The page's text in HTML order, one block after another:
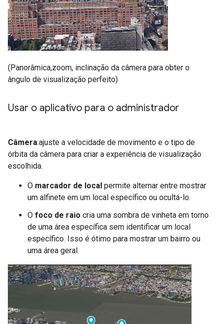
(Panorâmica,zoom, inclinação da câmera para obter o
ângulo de visualização perfeito)
Usar o aplicativo para o administrador
Câmera:ajuste a velocidade de movimento e o tipo de
órbita da câmera para criar a experiência de visualização
escolhida.
O marcador de local permite alternar entre mostrar
um alfinete em um local específico ou ocultá-lo.
O foco de raio cria uma sombra de vinheta em torno
de uma área específica sem identificar um local
específico. Isso é ótimo para mostrar um bairro ou
uma área geral.